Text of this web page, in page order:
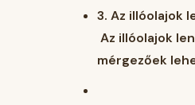
3. Az illóolajok
Az illóolajok
mérgezőek